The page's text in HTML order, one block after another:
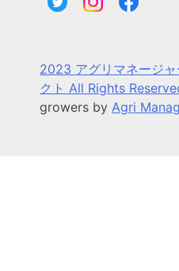
2023 アグリマネージ
クト All Rights
growers by Agri